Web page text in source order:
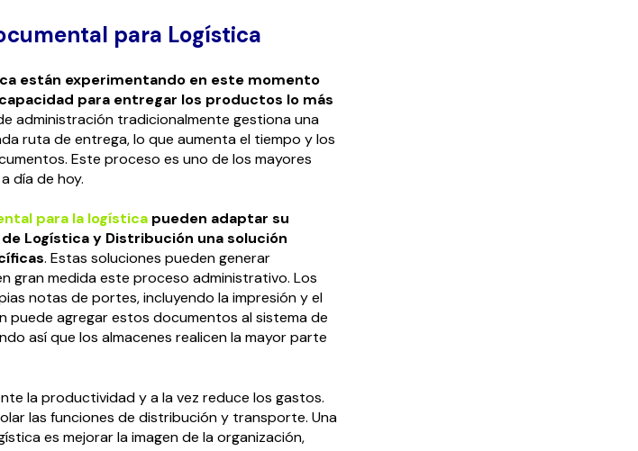
para Logística
están experimentando en este momento
para entregar los productos lo más
administración tradicionalmente gestiona una
ruta de entrega, lo que aumenta el tiempo y los
Este proceso es uno de los mayores
día de hoy.
para la logística pueden adaptar su
Logística y Distribución una solución
. Estas soluciones pueden generar
gran medida este proceso administrativo. Los
notas de portes, incluyendo la impresión y el
puede agregar estos documentos al sistema de
así que los almacenes realicen la mayor parte
la productividad y a la vez reduce los gastos.
las funciones de distribución y transporte. Una
es mejorar la imagen de la organización,